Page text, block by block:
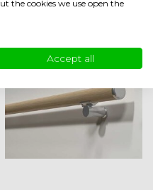
Bekijken
the cookies we use open the
Accept all